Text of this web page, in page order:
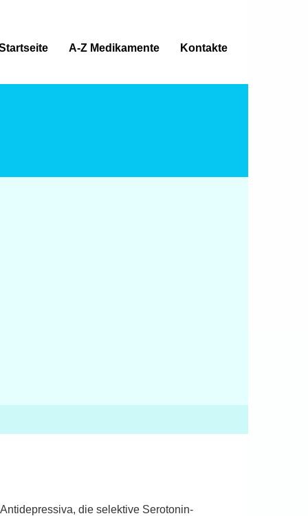
A-Z Medikamente Kontakte
die selektive Serotonin-